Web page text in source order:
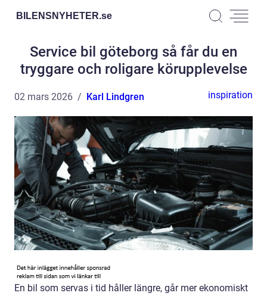
BILENSNYHETER.se
Service bil göteborg så får du en
tryggare och roligare körupplevelse
02 mars 2026 Karl Lindgren inspiration
En bil som servas i tid håller längre, går mer ekonomiskt